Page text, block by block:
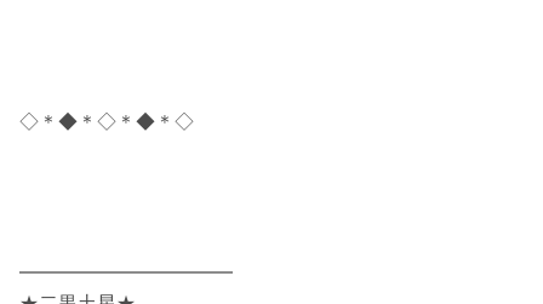
◇＊◆＊◇＊◆＊◇
━━━━━━━━━━━